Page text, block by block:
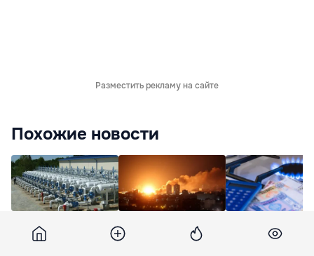
Разместить рекламу на сайте
Похожие новости
Европейские газовые
хранилища имеют
Удар РФ по Киеву и
области: есть
изменения в